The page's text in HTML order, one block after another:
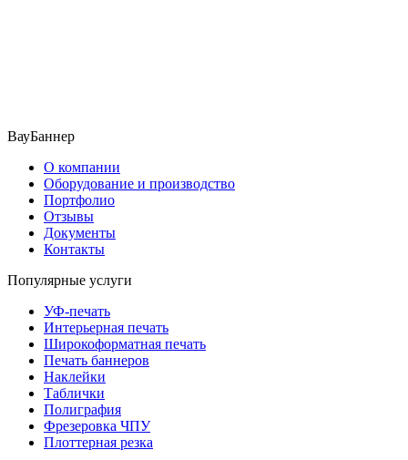
ВауБаннер
О компании
Оборудование и производство
Портфолио
Отзывы
Документы
Контакты
Популярные услуги
УФ-печать
Интерьерная печать
Широкоформатная печать
Печать баннеров
Наклейки
Таблички
Полиграфия
Фрезеровка ЧПУ
Плоттерная резка